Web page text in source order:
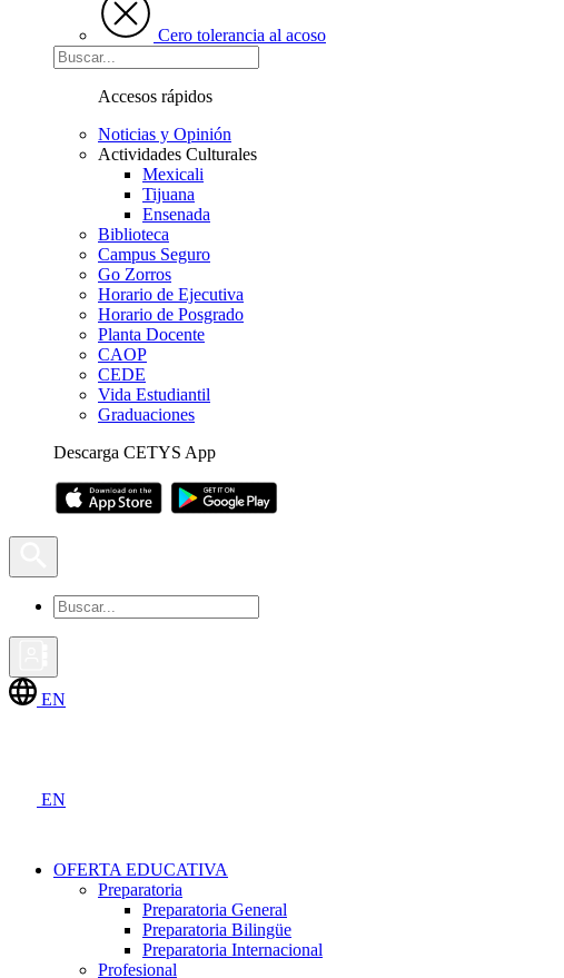
Cero tolerancia al acoso
Accesos rápidos
Noticias y Opinión
Actividades Culturales
Mexicali
Tijuana
Ensenada
Biblioteca
Campus Seguro
Go Zorros
Horario de Ejecutiva
Horario de Posgrado
Planta Docente
CAOP
CEDE
Vida Estudiantil
Graduaciones
Descarga CETYS App
EN
EN
OFERTA EDUCATIVA
Preparatoria
Preparatoria General
Preparatoria Bilingüe
Preparatoria Internacional
Profesional